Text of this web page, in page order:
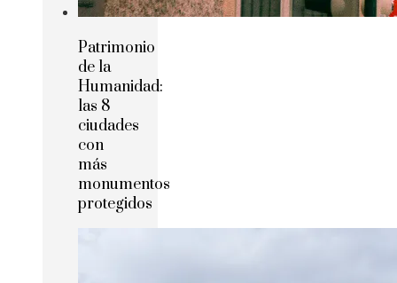
Patrimonio
de la
Humanidad:
las 8
ciudades
con
más
monumentos
protegidos